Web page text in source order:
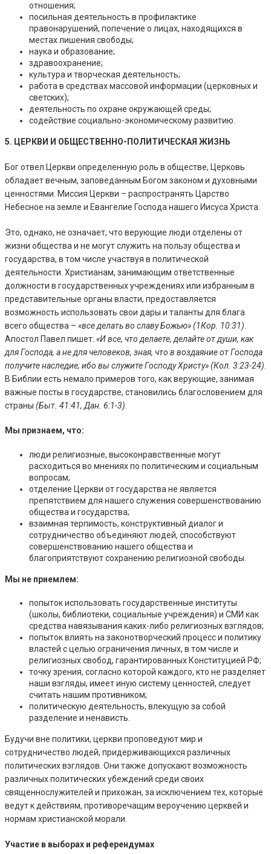
отношения;
посильная деятельность в профилактике
правонарушений, попечение о лицах, находящихся в
местах лишения свободы;
наука и образование;
здравоохранение;
культура и творческая деятельность;
работа в средствах массовой информации (церковных и
светских);
деятельность по охране окружающей среды;
содействие социально-экономическому развитию.
5. ЦЕРКВИ И ОБЩЕСТВЕННО-ПОЛИТИЧЕСКАЯ ЖИЗНЬ
Бог отвел Церкви определенную роль в обществе, Церковь
обладает вечным, заповеданным Богом законом и духовными
ценностями. Миссия Церкви – распространять Царство
Небесное на земле и Евангелие Господа нашего Иисуса Христа.
Это, однако, не означает, что верующие люди отделены от
жизни общества и не могут служить на пользу общества и
государства, в том числе участвуя в политической
деятельности. Христианам, занимающим ответственные
должности в государственных учреждениях или избранным в
представительные органы власти, предоставляется
возможность использовать свои дары и таланты для блага
всего общества – «все делать во славу Божью» (1Кор. 10:31)
Апостол Павел пишет: «И все, что делаете, делайте от души, как
для Господа, а не для человеков, зная, что в воздаяние от Господа
получите наследие; ибо вы служите Господу Христу» (Кол. 3:23-24)
В Библии есть немало примеров того, как верующие, занимая
важные посты в государстве, становились благословением для
страны (Быт. 41:41, Дан. 6:1-3)
Мы признаем, что:
люди религиозные, высоконравственные могут
расходиться во мнениях по политическим и социальным
вопросам;
отделение Церкви от государства не является
препятствием для нашего служения совершенствованию
общества и государства;
взаимная терпимость, конструктивный диалог и
сотрудничество объединяют людей, способствуют
совершенствованию нашего общества и
благоприятствуют сохранению религиозной свободы.
Мы не приемлем:
попыток использовать государственные институты
(школы, библиотеки, социальные учреждения) и СМИ как
средства навязывания каких-либо религиозных взглядов;
попыток влиять на законотворческий процесс и политику
властей с целью ограничения личных, в том числе и
религиозных свобод, гарантированных Конституцией РФ;
точку зрения, согласно которой каждого, кто не разделяет
наши взгляды, имеет иную систему ценностей, следует
считать нашим противником;
политическую деятельность, влекущую за собой
разделение и ненависть.
Будучи вне политики, церкви проповедуют мир и
сотрудничество людей, придерживающихся различных
политических взглядов. Они также допускают возможность
различных политических убеждений среди своих
священнослужителей и прихожан, за исключением тех, которые
ведут к действиям, противоречащим вероучению церквей и
нормам христианской морали.
Участие в выборах и референдумах